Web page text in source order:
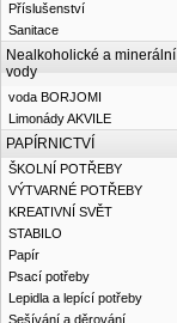
Příslušenství
Sanitace
Nealkoholické a minerální
vody
voda BORJOMI
Limonády AKVILE
PAPÍRNICTVÍ
ŠKOLNÍ POTŘEBY
VÝTVARNÉ POTŘEBY
KREATIVNÍ SVĚT
STABILO
Papír
Psací potřeby
Lepidla a lepící potřeby
Sešívání a děrování